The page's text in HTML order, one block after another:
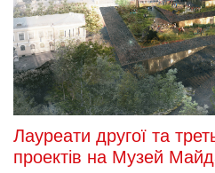
Лауреати другої та
проектів на Музей